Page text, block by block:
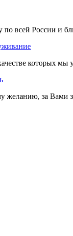
по всей России и
которых мы
желанию, за Вами